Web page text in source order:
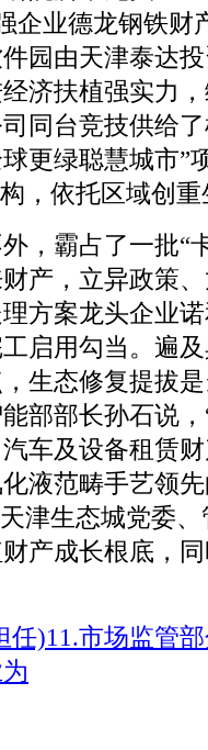
企业德龙钢铁财
园由天津泰达
济扶植强实力
同台竞技供给
更绿聪慧城市”
，依托区域创
霸占了一批“
产，立异政策
方案龙头企业
启用勾当。遍
生态修复提拔
部部长孙石说
车及设备租赁
液范畴手艺领
津生态城党委
产成长根底，同
任)11.市场监管